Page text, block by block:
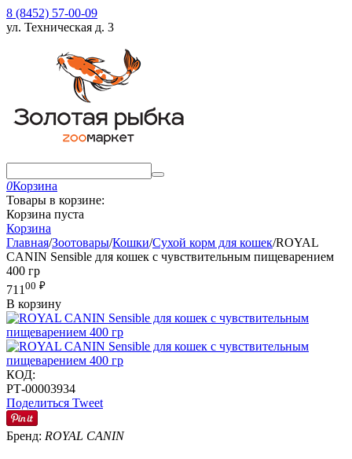
8 (8452) 57-00-09
ул. Техническая д. 3
0Корзина
Товары в корзине:
Корзина пуста
Корзина
Главная/Зоотовары/Кошки/Сухой корм для кошек/ROYAL
CANIN Sensible для кошек с чувствительным пищеварением
400 гр
711 00 ₽
В корзину
КОД:
РТ-00003934
Поделиться Tweet
Бренд: ROYAL CANIN